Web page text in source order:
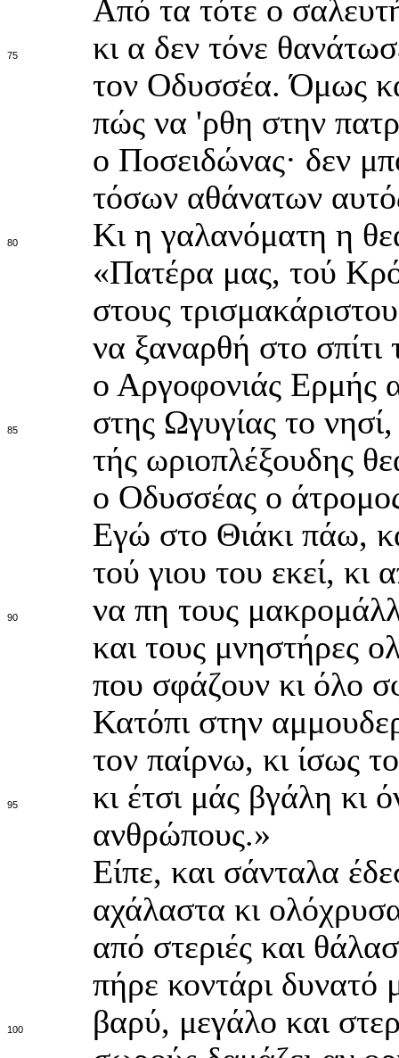
Από τα τότε ο
75
κι α δεν τόνε
τον Οδυσσέα. Όμως
πώς να 'ρθη στην
ο Ποσειδώνας· δεν
τόσων αθάνατων
80
Κι η γαλανόματη η
«Πατέρα μας, τού
στους
να ξαναρθή στο
ο Αργοφονιάς Ερμής
85
στης Ωγυγίας το
τής ωριοπλέξουδης
ο Οδυσσέας ο
Εγώ στο Θιάκι πάω,
τού γιου του εκεί,
90
να πη τους
και τους μνηστήρες
που σφάζουν κι όλο
Κατόπι στην
τον παίρνω, κι ίσως
95
κι έτσι μάς βγάλη κι
ανθρώπους.»
Είπε, και σάνταλα
αχάλαστα κι
από στεριές και
πήρε κοντάρι δυνατό
100
βαρύ, μεγάλο και